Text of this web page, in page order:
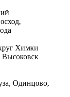
Химки
Одинцово,